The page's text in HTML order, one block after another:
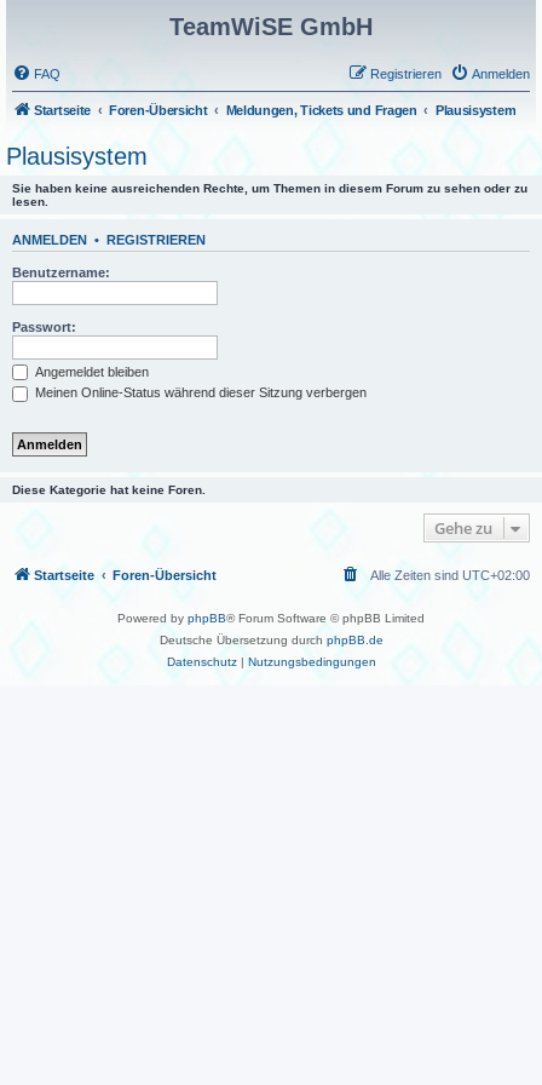
TeamWiSE GmbH
FAQ Anmelden
Registrieren
Startseite Foren-Übersicht Meldungen, Tickets und Fragen Plausisystem
Plausisystem
Sie haben keine ausreichenden Rechte, um Themen in diesem Forum zu sehen oder zu
lesen.
ANMELDEN • REGISTRIEREN
Benutzername:
Passwort:
Angemeldet bleiben
Meinen Online-Status während dieser Sitzung verbergen
Diese Kategorie hat keine Foren.
Gehe zu
Startseite Foren-Übersicht Alle Zeiten sind UTC+02:00
Powered by phpBB® Forum Software © phpBB Limited
Deutsche Übersetzung durch phpBB.de
Datenschutz| Nutzungsbedingungen